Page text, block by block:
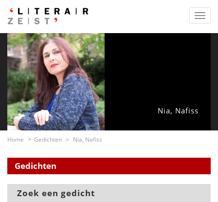
Nia, Nafiss
Home Gedichten Nia, Nafiss
Gedichten
Zoek een gedicht